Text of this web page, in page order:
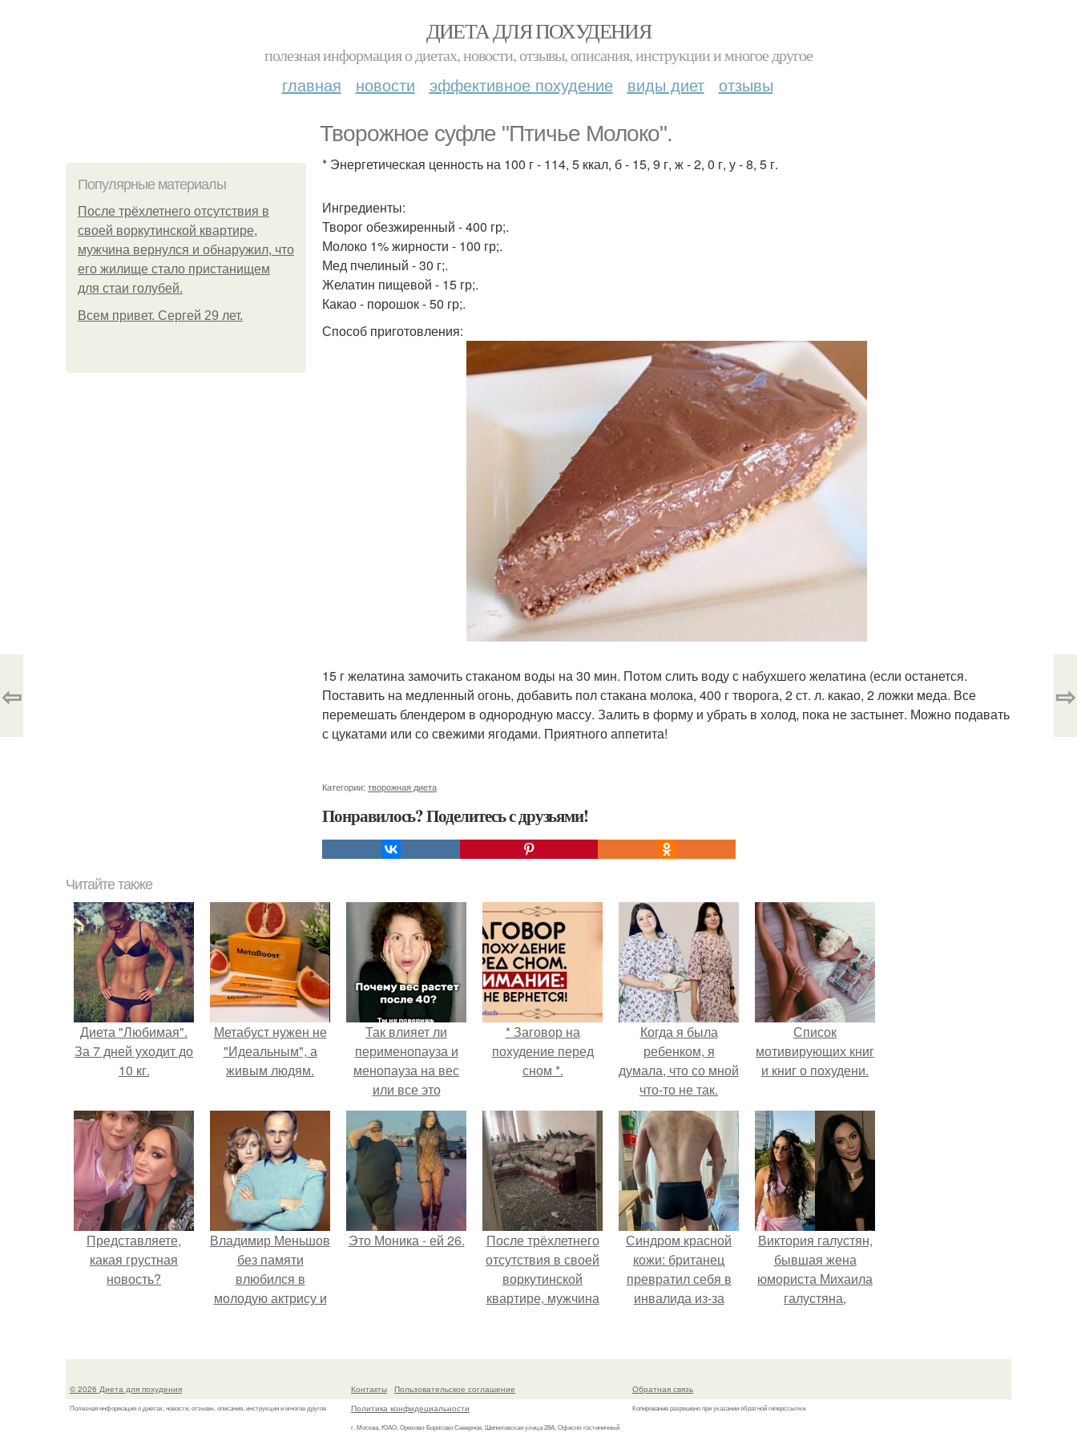
ДИЕТА ДЛЯ ПОХУДЕНИЯ
полезная информация о диетах, новости, отзывы, описания, инструкции и многое другое
главная новости эффективное похудение виды диет отзывы
Творожное суфле "Птичье Молоко".
Популярные материалы
После трёхлетнего отсутствия в
своей воркутинской квартире,
мужчина вернулся и обнаружил, что
его жилище стало пристанищем
для стаи голубей.
Всем привет. Сергей 29 лет.
* Энергетическая ценность на 100 г - 114, 5 ккал, б - 15, 9 г, ж - 2, 0 г, у - 8, 5 г.
Ингредиенты:
Творог обезжиренный - 400 гр;.
Молоко 1% жирности - 100 гр;.
Мед пчелиный - 30 г;.
Желатин пищевой - 15 гр;.
Какао - порошок - 50 гр;.
Способ приготовления:
15 г желатина замочить стаканом воды на 30 мин. Потом слить воду с набухшего желатина (если останется.
Поставить на медленный огонь, добавить пол стакана молока, 400 г творога, 2 ст. л. какао, 2 ложки меда. Все
перемешать блендером в однородную массу. Залить в форму и убрать в холод, пока не застынет. Можно подавать
с цукатами или со свежими ягодами. Приятного аппетита!
Категории: творожная диета
Понравилось? Поделитесь с друзьями!
⇦ ⇨
Читайте также
Диета "Любимая".
За 7 дней уходит до
10 кг.
Метабуст нужен не
"Идеальным", а
живым людям.
Так влияет ли
перименопауза и
менопауза на вес
или все это
ерунда?
* Заговор на
похудение перед
сном *.
Когда я была
ребенком, я
думала, что со мной
что-то не так.
Список
мотивирующих книг
и книг о похудени.
Представляете,
какая грустная
новость?
Владимир Меньшов
без памяти
влюбился в
молодую актрису и
неё.
Это Моника - ей 26.
После трёхлетнего
отсутствия в своей
воркутинской
квартире, мужчина
жилище стало
стаи голубей.
Синдром красной
кожи: британец
превратил себя в
инвалида из-за
мази.
Виктория галустян,
бывшая жена
юмориста Михаила
галустяна,
последствиях
© 2026 Диета для похудения
Полезная информация о диетах, новости, отзывы, описания, инструкции и многое другое
Контакты
Пользовательское соглашение
Политика конфидециальности
г. Москва, ЮАО, Орехово-Борисово Северное, Шипиловская улица 28А, Офисно-гостиничный
Обратная связь
Копирование разрешено при указании обратной гиперссылки.